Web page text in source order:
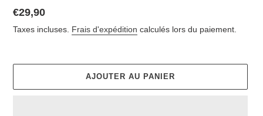
Prix
normal
€29,90
Taxes incluses. Frais d'expédition calculés lors du paiement.
AJOUTER AU PANIER